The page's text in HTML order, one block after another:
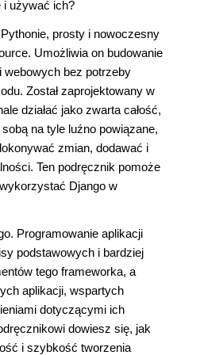
i używać ich?
prosty i nowoczesny
Umożliwia on budowanie
webowych bez potrzeby
Został zaprojektowany w
działać jako zwarta całość,
na tyle luźno powiązane,
zmian, dodawać i
Ten podręcznik pomoże
Django w
Programowanie aplikacji
podstawowych i bardziej
tego frameworka, a
aplikacji, wspartych
dotyczącymi ich
dowiesz się, jak
i szybkość tworzenia